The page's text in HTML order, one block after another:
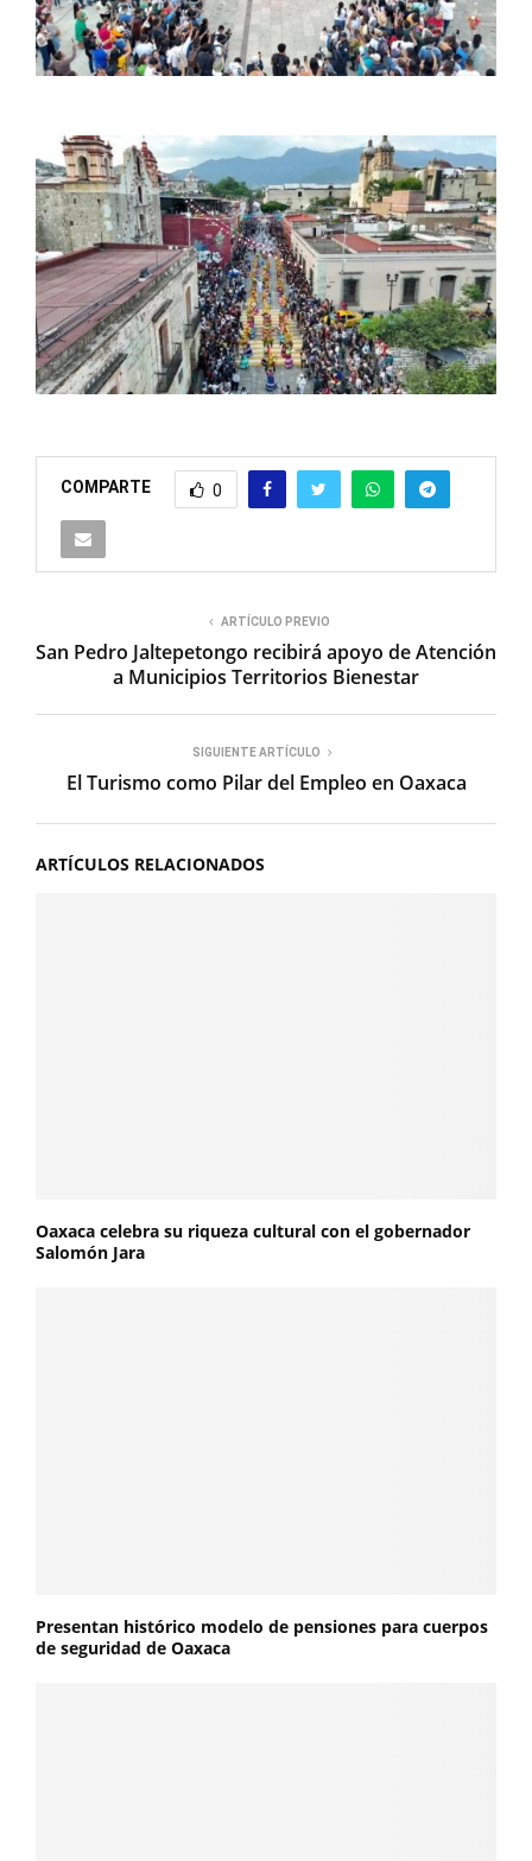
COMPARTE 0
ARTÍCULO PREVIO
San Pedro Jaltepetongo recibirá apoyo de Atención
a Municipios Territorios Bienestar
SIGUIENTE ARTÍCULO
El Turismo como Pilar del Empleo en Oaxaca
ARTÍCULOS RELACIONADOS
Oaxaca celebra su riqueza cultural con el gobernador
Salomón Jara
Presentan histórico modelo de pensiones para cuerpos
de seguridad de Oaxaca